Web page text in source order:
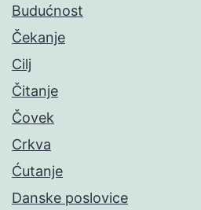
Budućnost
Čekanje
Cilj
Čitanje
Čovek
Crkva
Ćutanje
Danske poslovice